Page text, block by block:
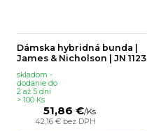
Dámska hybridná bunda |
James & Nicholson | JN 1123
51,86 €/Ks
42,16 € bez DPH
skladom -
dodanie do
2 až 5 dní
> 100 Ks